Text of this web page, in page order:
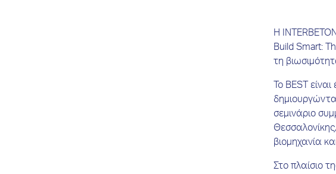
Η
Build Smart:
τη
Το BEST
σεμινάριο
βιομηχανία
Στο πλαίσιο